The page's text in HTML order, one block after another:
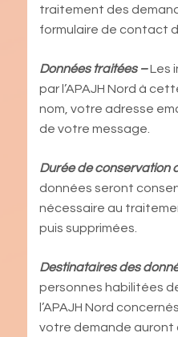
traitement des
formulaire de contact
Données traitées –Les
par l’APAJH Nord à
nom, votre adresse
de votre message.
Durée de conservation
données seront
nécessaire au
puis supprimées.
Destinataires des
personnes habilitées
l’APAJH Nord
votre demande auront